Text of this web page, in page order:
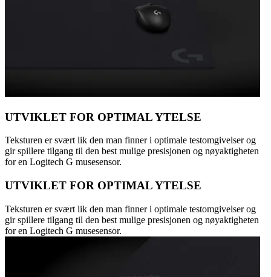
UTVIKLET FOR OPTIMAL YTELSE
Teksturen er svært lik den man finner i optimale testomgivelser og
gir spillere tilgang til den best mulige presisjonen og nøyaktigheten
for en Logitech G musesensor.
UTVIKLET FOR OPTIMAL YTELSE
Teksturen er svært lik den man finner i optimale testomgivelser og
gir spillere tilgang til den best mulige presisjonen og nøyaktigheten
for en Logitech G musesensor.